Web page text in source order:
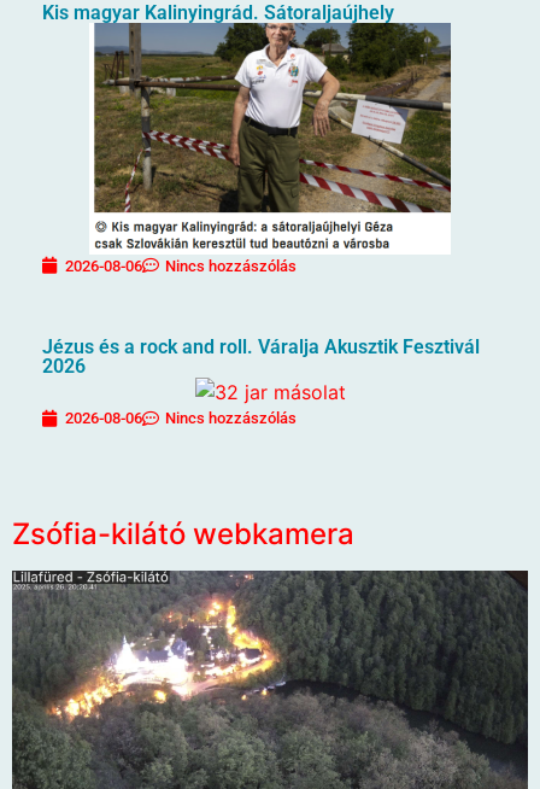
Kis magyar Kalinyingrád. Sátoraljaújhely
2026-08-06 Nincs hozzászólás
Jézus és a rock and roll. Váralja Akusztik Fesztivál
2026
2026-08-06 Nincs hozzászólás
Zsófia-kilátó webkamera